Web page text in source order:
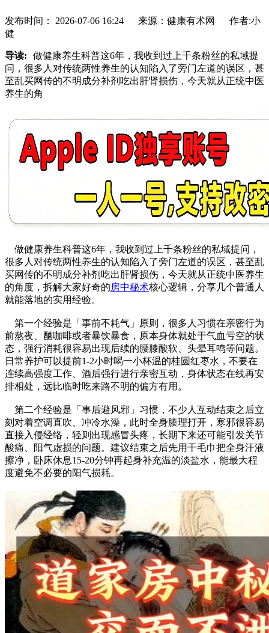
发布时间： 2026-07-06 16:24 来源：健康有术网 作者:小
健
导读:
做健康养生科普这6年，我收到过上千条粉丝的私域提
问，很多人对传统两性养生的认知陷入了旁门左道的误区，甚
至乱买网传的不明成分补剂吃出肝肾损伤，今天就从正统中医
养生的角
做健康养生科普这6年，我收到过上千条粉丝的私域提问，
很多人对传统两性养生的认知陷入了旁门左道的误区，甚至乱
买网传的不明成分补剂吃出肝肾损伤，今天就从正统中医养生
的角度，拆解大家好奇的房中秘术核心逻辑，分享几个普通人
就能落地的实用经验。
第一个经验是「事前不耗气」原则，很多人习惯在亲密行为
前熬夜、酗咖啡或者暴饮暴食，原本身体就处于气血亏空的状
态，强行消耗很容易出现后续的腰膝酸软、头晕耳鸣等问题。
日常养护可以提前1-2小时喝一小杯温的桂圆红枣水，不要在
连续高强度工作、酒后强行进行亲密互动，身体状态在线再安
排相处，远比临时吃来路不明的偏方有用。
第二个经验是「事后避风邪」习惯，不少人互动结束之后立
刻对着空调直吹、冲冷水澡，此时全身腠理打开，寒邪很容易
直接入侵经络，轻则出现感冒头疼，长期下来还可能引发关节
酸痛、阳气虚损的问题。建议结束之后先用干毛巾把全身汗液
擦净，卧床休息15-20分钟再起身补充温的淡盐水，能最大程
度避免不必要的阳气损耗。